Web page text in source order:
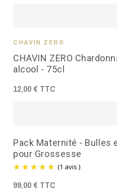
CHAVIN ZERO
alcool - 75cl
CHAVIN ZÉRO
12,00 € TTC
Pack Maternité - Bulles
pour Grossesse
(1 avis )
99,00 € TTC